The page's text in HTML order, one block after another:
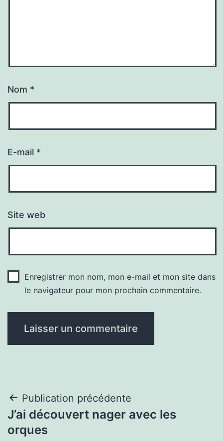
Nom *
E-mail *
Site web
Enregistrer mon nom, mon e-mail et mon site dans
le navigateur pour mon prochain commentaire.
Navigation
de
Publication précédente
J’ai découvert nager avec les
orques